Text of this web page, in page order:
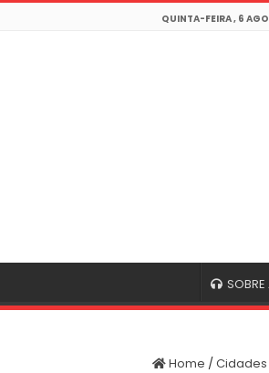
QUINTA-FEIRA , 6
Home /Cidades